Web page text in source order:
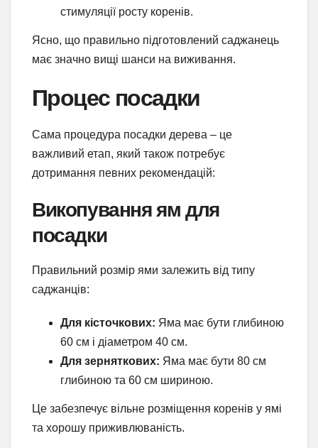
стимуляції росту коренів.
Ясно, що правильно підготовлений саджанець
має значно вищі шанси на виживання.
Процес посадки
Сама процедура посадки дерева – це
важливий етап, який також потребує
дотримання певних рекомендацій:
Викопування ям для
посадки
Правильний розмір ями залежить від типу
саджанців:
Для кісточкових: Яма має бути глибиною
60 см і діаметром 40 см.
Для зерняткових: Яма має бути 80 см
глибиною та 60 см шириною.
Це забезпечує вільне розміщення коренів у ямі
та хорошу приживлюваність.